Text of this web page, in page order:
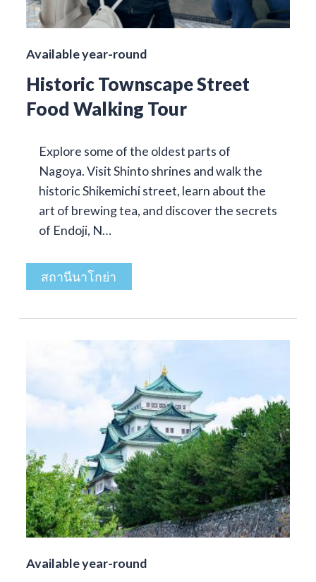
Available year-round
Historic Townscape Street
Food Walking Tour
Explore some of the oldest parts of
Nagoya. Visit Shinto shrines and walk the
historic Shikemichi street, learn about the
art of brewing tea, and discover the secrets
of Endoji, N…
สถานีนาโกย่า
Available year-round